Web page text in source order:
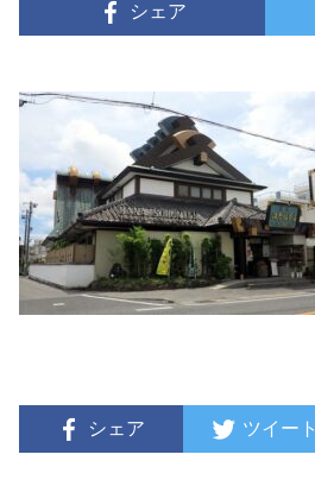
シェア
シェア ツイート